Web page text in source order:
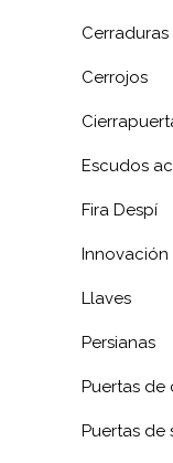
Cerraduras
Cerrojos
Escudos
Fira Despí
Innovación
Llaves
Persianas
Puertas de
Puertas de